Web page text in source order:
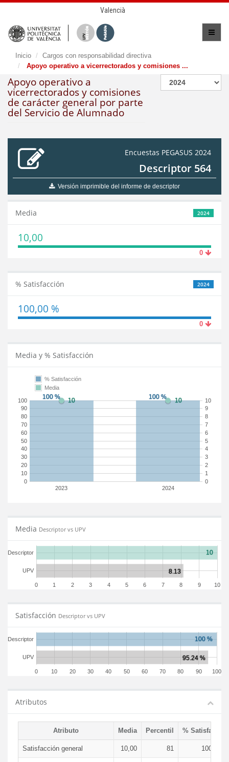
Valencià
Inicio
Cargos con responsabilidad directiva
Apoyo operativo a vicerrectorados y comisiones ...
Apoyo operativo a
vicerrectorados y comisiones
de carácter general por parte
del Servicio de Alumnado
Encuestas PEGASUS 2024
Descriptor 564
Versión imprimible del informe de descriptor
2024
Media
10,00
0
2024
% Satisfacción
100,00 %
0
Media y % Satisfacción
2023 2024
0
10
20
30
40
50
60
70
80
90
100
0
1
2
3
4
5
6
7
8
9
10
% Satisfacción
Media
Media Descriptor vs UPV
0 1 2 3 4 5 6 7 8 9 10
UPV
Descriptor
Satisfacción Descriptor vs UPV
0 10 20 30 40 50 60 70 80 90 100
UPV
Descriptor
Atributos
Atributo Media Percentil % Satisfacción
Satisfacción general 10,00 81 100,00 %